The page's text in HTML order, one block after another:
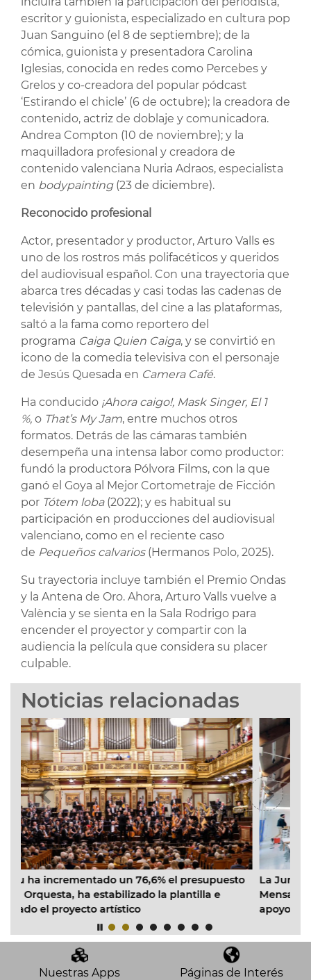
escritor y guionista, especializado en cultura pop
Juan Sanguino (el 8 de septiembre); de la
cómica, guionista y presentadora Carolina
Iglesias, conocida en redes como Percebes y
Grelos y co-creadora del popular pódcast
‘Estirando el chicle’ (6 de octubre); la creadora de
contenido, actriz de doblaje y comunicadora.
Andrea Compton (10 de noviembre); y la
maquilladora profesional y creadora de
contenido valenciana Nuria Adraos, especialista
en bodypainting(23 de diciembre).
Reconocido profesional
Actor, presentador y productor, Arturo Valls es
uno de los rostros más polifacéticos y queridos
del audiovisual español. Con una trayectoria que
abarca tres décadas y casi todas las cadenas de
televisión y pantallas, del cine a las plataformas,
saltó a la fama como reportero del
programa Caiga Quien Caiga, y se convirtió en
icono de la comedia televisiva con el personaje
de Jesús Quesada en Camera Café.
Ha conducido ¡Ahora caigo!, Mask Singer, El 1
%, o That’s My Jam, entre muchos otros
formatos. Detrás de las cámaras también
desempeña una intensa labor como productor:
fundó la productora Pólvora Films, con la que
ganó el Goya al Mejor Cortometraje de Ficción
por Tótem loba(2022); y es habitual su
participación en producciones del audiovisual
valenciano, como en el reciente caso
de Pequeños calvarios(Hermanos Polo, 2025).
Su trayectoria incluye también el Premio Ondas
y la Antena de Oro. Ahora, Arturo Valls vuelve a
València y se sienta en la Sala Rodrigo para
encender el proyector y compartir con la
audiencia la película que considera su placer
culpable.
Noticias relacionadas
76,6% el presupuesto
la plantilla e
La Junta de Gobierno dota con
Mensajeros de la Paz para el
apoyo a madres monoparentales
Cabanyal
Nuestras Apps Páginas de Interés